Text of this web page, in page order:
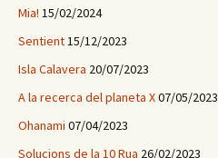
Mia! 15/02/2024
Sentient15/12/2023
Isla Calavera 20/07/2023
A la recerca del planeta X07/05/2023
Ohanami 07/04/2023
Solucions de la 10 Rua 26/02/2023